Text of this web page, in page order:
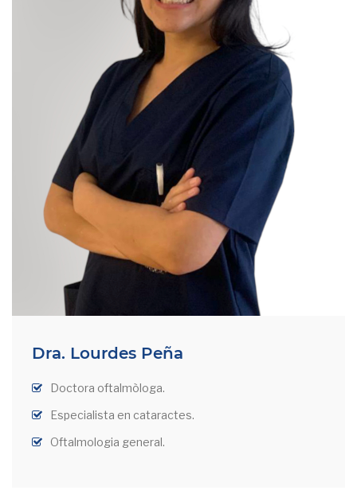
Dra. Lourdes Peña
Doctora oftalmòloga.
Especialista en cataractes.
Oftalmologia general.